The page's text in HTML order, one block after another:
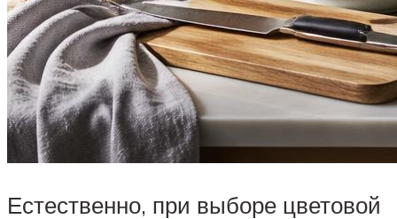
Естественно, при выборе цветовой